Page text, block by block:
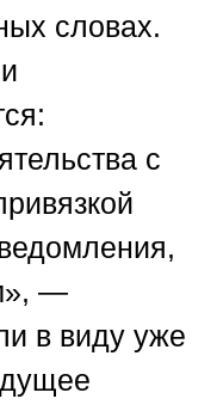
словах.
с
—
в виду уже